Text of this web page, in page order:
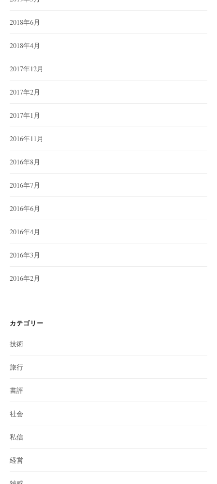
2018年6月
2018年4月
2017年12月
2017年2月
2017年1月
2016年11月
2016年8月
2016年7月
2016年6月
2016年4月
2016年3月
2016年2月
カテゴリー
技術
旅行
書評
社会
私信
経営